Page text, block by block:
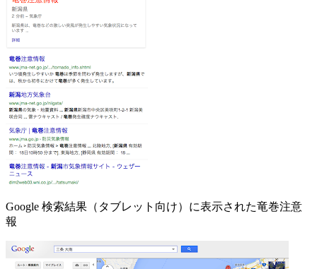
Google 検索結果（タブレット向け）に表示された竜巻注意
報